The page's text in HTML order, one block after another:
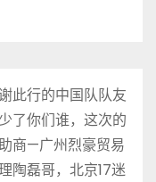
此行的中国队队友
了你们谁，这次的
商—广州烈豪贸易
陶磊哥，北京17迷